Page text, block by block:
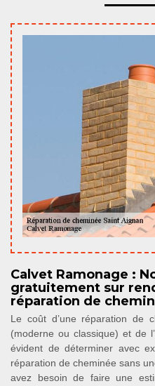
Calvet Ramonage :
gratuitement sur
réparation de
Le coût d’une réparation de
(moderne ou classique) et de
évident de déterminer avec
réparation de cheminée sans
avez besoin de faire une